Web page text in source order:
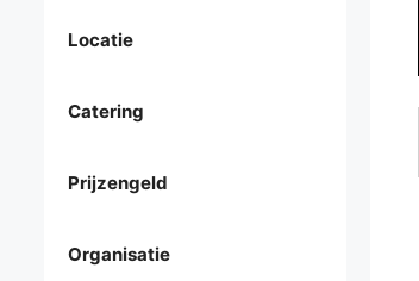
Locatie
Catering
Prijzengeld
Organisatie